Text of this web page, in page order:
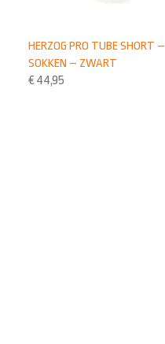
HERZOG PRO TUBE SHORT –
SOKKEN – ZWART
€ 44,95